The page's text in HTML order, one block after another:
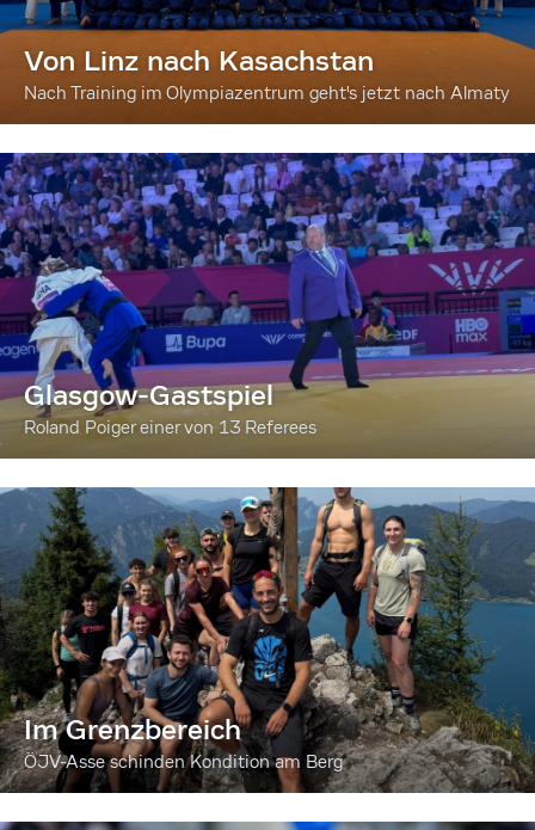
Von Linz nach Kasachstan
Nach Training im Olympiazentrum geht's jetzt nach Almaty
Glasgow-Gastspiel
Roland Poiger einer von 13 Referees
Im Grenzbereich
ÖJV-Asse schinden Kondition am Berg